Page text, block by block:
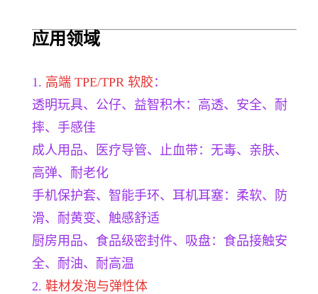
应用领域
1. 高端 TPE/TPR 软胶 ：
透明玩具、公仔、益智积木：高透、安全、耐
摔、手感佳
成人用品、医疗导管、止血带：无毒、亲肤、
高弹、耐老化
手机保护套、智能手环、耳机耳塞：柔软、防
滑、耐黄变、触感舒适
厨房用品、食品级密封件、吸盘：食品接触安
全、耐油、耐高温
2. 鞋材发泡与弹性体